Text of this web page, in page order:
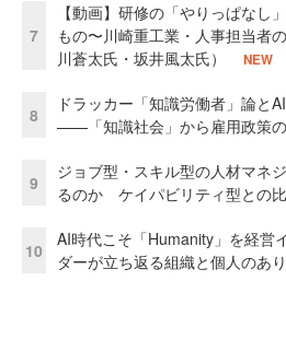
7
【動画】研修の「やりっぱなし
もの〜川崎重工業・人事担当者
川蒼太氏・坂井風太氏）
NEW
8
ドラッカー「知識労働者」論と
——「知識社会」から雇用政策
9
ジョブ型・スキル型の人材マネ
るのか ケイパビリティ型との
10
AI時代こそ「Humanity」を経
ダーが立ち返る組織と個人のあ